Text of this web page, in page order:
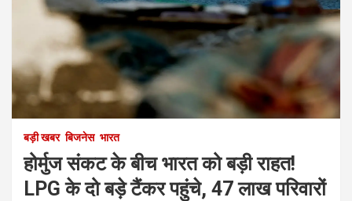
बड़ी खबर बिजनेस भारत
होर्मुज संकट के बीच भारत को बड़ी राहत!
LPG के दो बड़े टैंकर पहुंचे, 47 लाख परिवारों